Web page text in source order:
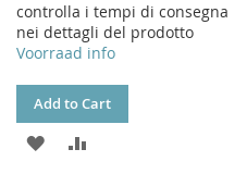
controlla i tempi di consegna
nei dettagli del prodotto
Voorraad info
Add to Cart
ADD